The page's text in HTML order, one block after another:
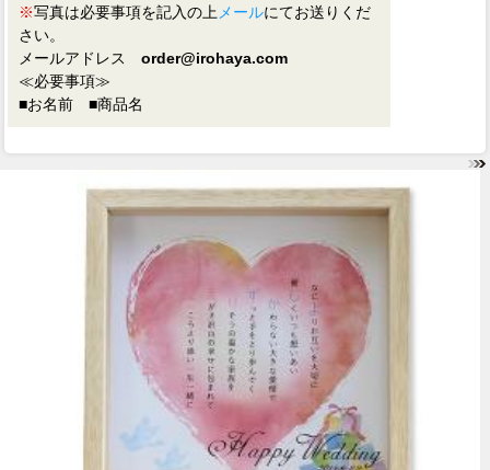
※写真は必要事項を記入の上メールにてお送りくだ
さい。
メールアドレス order@irohaya.com
≪必要事項≫
■お名前 ■商品名